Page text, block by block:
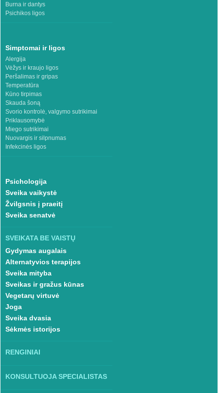
Burna ir dantys
Psichikos ligos
Simptomai ir ligos
Alergija
Vėžys ir kraujo ligos
Peršalimas ir gripas
Temperatūra
Kūno tirpimas
Skauda šoną
Svorio kontrolė, valgymo sutrikimai
Priklausomybė
Miego sutrikimai
Nuovargis ir silpnumas
Infekcinės ligos
Psichologija
Sveika vaikystė
Žvilgsnis į praeitį
Sveika senatvė
SVEIKATA BE VAISTŲ
Gydymas augalais
Alternatyvios terapijos
Sveika mityba
Sveikas ir gražus kūnas
Vegetarų virtuvė
Joga
Sveika dvasia
Sėkmės istorijos
RENGINIAI
KONSULTUOJA SPECIALISTAS